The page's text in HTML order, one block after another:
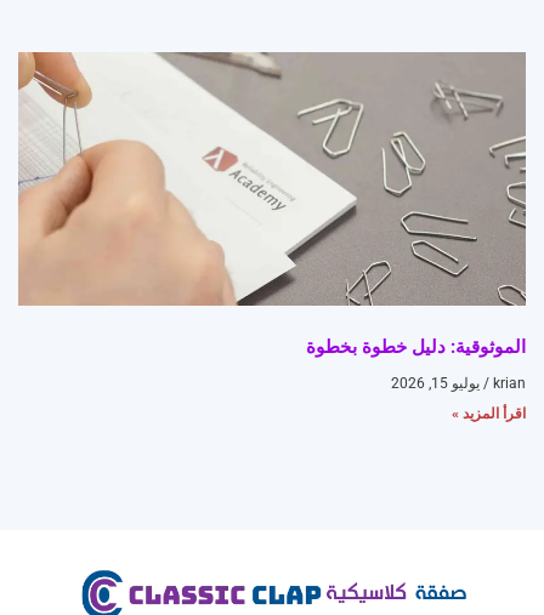
الموثوقية: دليل خطوة بخطوة
krian
يوليو 15, 2026
اقرأ المزيد »